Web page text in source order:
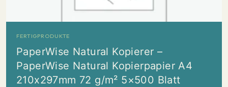
FERTIGPRODUKTE
PaperWise Natural Kopierer –
PaperWise Natural Kopierpapier A4
210x297mm 72 g/m² 5×500 Blatt